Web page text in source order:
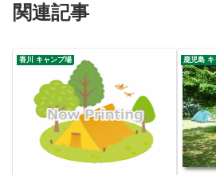
関連記事
香川 キャンプ場 鹿児島